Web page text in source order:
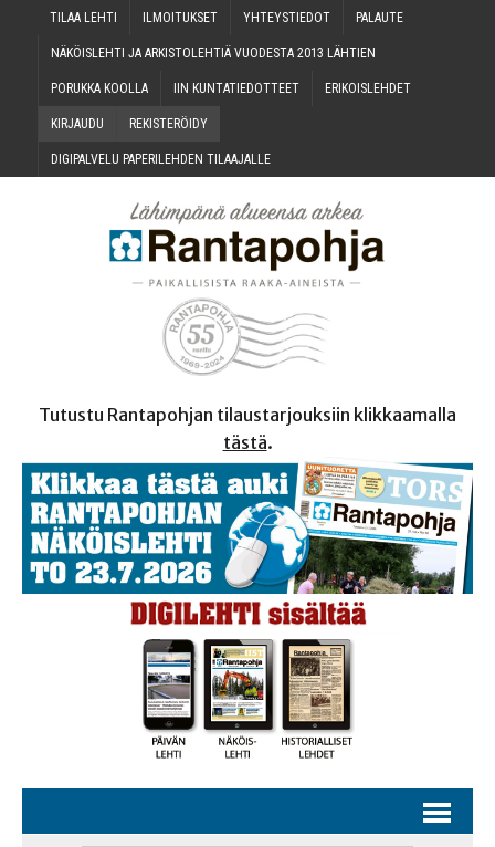
TILAA LEH­TI ILMOI­TUK­SET YHTEYS­TIE­DOT PALAU­TE
NÄKÖIS­LEH­TI JA ARKIS­TO­LEH­TIÄ VUO­DES­TA 2013 LÄHTIEN
PORUK­KA KOOLLA IIN KUN­TA­TIE­DOT­TEET ERI­KOIS­LEH­DET
KIR­JAU­DU REKIS­TE­RÖI­DY
DIGI­PAL­VE­LU PAPE­RI­LEH­DEN TILAAJALLE
Tutustu Rantapohjan tilaustarjouksiin klikkaamalla
tästä.